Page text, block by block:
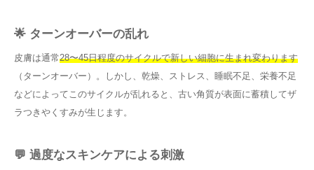
🌟 ターンオーバーの乱れ
皮膚は通常28〜45日程度のサイクルで新しい細胞に生まれ変わります
（ターンオーバー）。しかし、乾燥、ストレス、睡眠不足、栄養不足
などによってこのサイクルが乱れると、古い角質が表面に蓄積してザ
ラつきやくすみが生じます。
💬 過度なスキンケアによる刺激